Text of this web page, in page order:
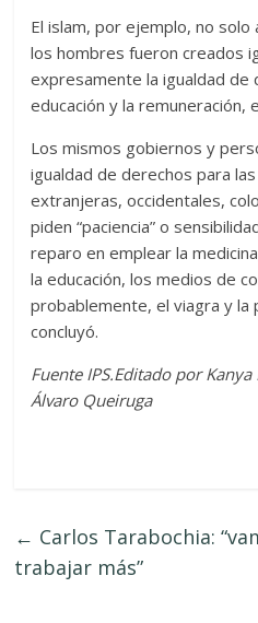
El islam, por ejemplo, no
los hombres fueron creados
expresamente la igualdad de
educación y la remuneración,
Los mismos gobiernos y
igualdad de derechos para
extranjeras, occidentales,
piden “paciencia” o
reparo en emplear la
la educación, los medios de
probablemente, el viagra y la
concluyó.
Fuente IPS.Editado por
Álvaro Queiruga
← Carlos Tarabochia:
trabajar más”